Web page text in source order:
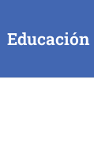
Educación